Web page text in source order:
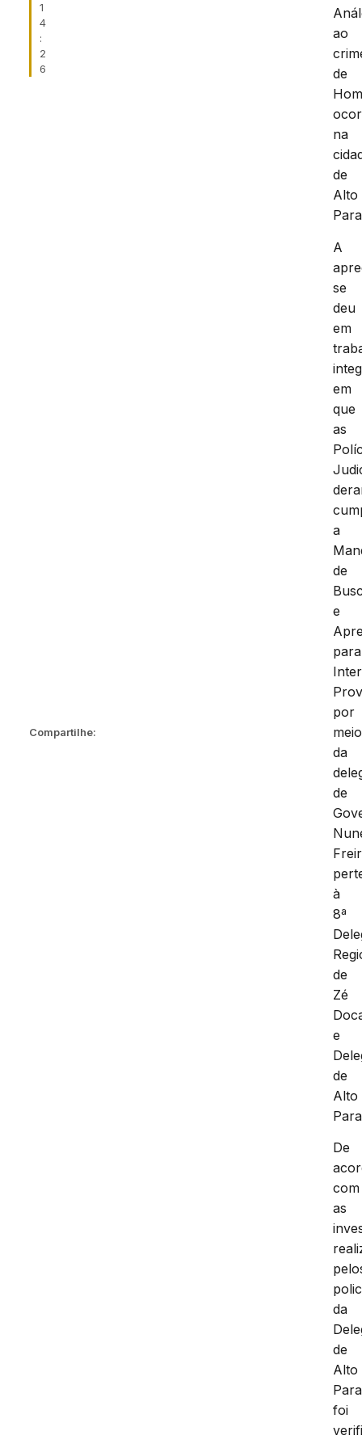
1
4
:
2
6
Compartilhe:
ao
de
na
de
Alto
A
se
deu
em
em
que
as
a
de
e
para
por
meio
da
de
à
8ª
de
Zé
e
de
Alto
De
com
as
da
de
Alto
foi